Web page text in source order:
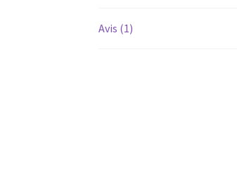
Avis (1)